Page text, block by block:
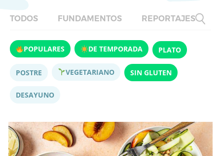
TODOS FUNDAMENTOS REPORTAJES
POPULARES DE TEMPORADA PLATO
POSTRE VEGETARIANO SIN GLUTEN
DESAYUNO